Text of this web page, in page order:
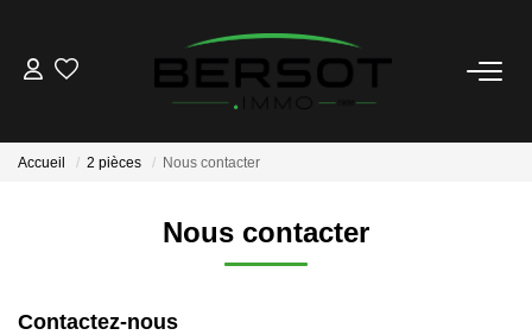
Acheter
Estimer
Accueil 2 pièces Nous contacter
Nous contacter
Contactez-nous